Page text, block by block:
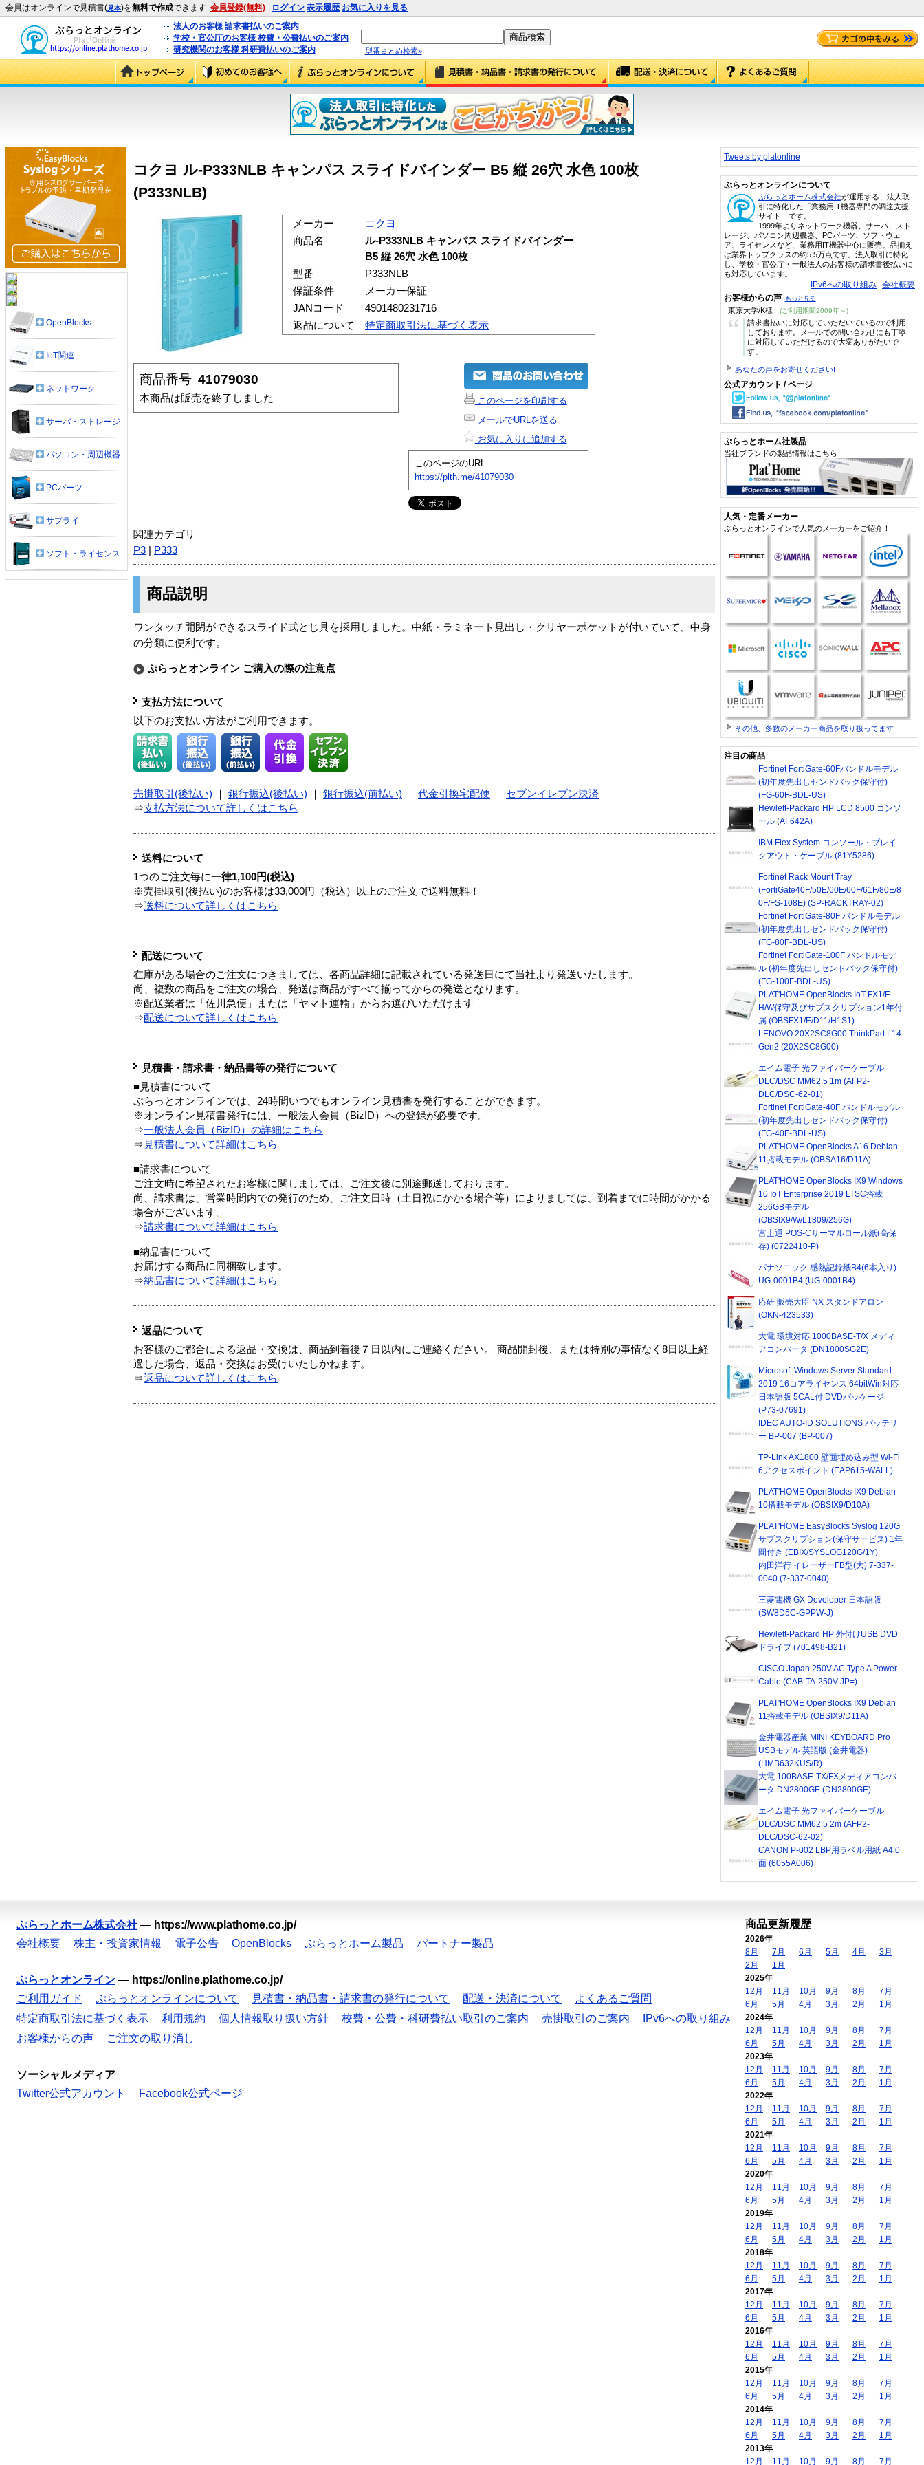
会員はオンラインで見積書(見本)を無料で作成できます 会員登録(無料) ログイン 表示履歴 お気に入りを見る
法人のお客様 請求書払いのご案内
学校・官公庁のお客様 校費・公費払いのご案内
研究機関のお客様 科研費払いのご案内
型番まとめ検索»
コクヨ ル-P333NLB キャンパス スライドバインダー B5 縦 26穴 水色 100枚
(P333NLB)
メーカー
コクヨ
商品名
ル-P333NLB キャンパス スライドバインダー
B5 縦 26穴 水色 100枚
型番
P333NLB
保証条件
メーカー保証
JANコード
4901480231716
返品について
特定商取引法に基づく表示
商品番号 41079030
本商品は販売を終了しました
このページを印刷する
メールでURLを送る
お気に入りに追加する
このページのURL
https://plth.me/41079030
関連カテゴリ
P3
P333
商品説明
ワンタッチ開閉ができるスライド式とじ具を採用しました。中紙・ラミネート見出し・クリヤーポケットが付いていて、中身
の分類に便利です。
ぷらっとオンライン ご購入の際の注意点
支払方法について
以下のお支払い方法がご利用できます。
売掛取引(後払い) 銀行振込(後払い) 銀行振込(前払い) 代金引換宅配便
セブンイレブン決済
⇒支払方法について詳しくはこちら
送料について
1つのご注文毎に一律1,100円(税込)
※売掛取引(後払い)のお客様は33,000円（税込）以上のご注文で送料無料！
⇒送料について詳しくはこちら
配送について
在庫がある場合のご注文につきましては、各商品詳細に記載されている発送日にて当社より発送いたします。
尚、複数の商品をご注文の場合、発送は商品がすべて揃ってからの発送となります。
※配送業者は「佐川急便」または「ヤマト運輸」からお選びいただけます
⇒配送について詳しくはこちら
見積書・請求書・納品書等の発行について
■見積書について
ぷらっとオンラインでは、24時間いつでもオンライン見積書を発行することができます。
※オンライン見積書発行には、一般法人会員（BizID）への登録が必要です。
⇒一般法人会員（BizID）の詳細はこちら
⇒ 見積書について詳細はこちら
■請求書について
ご注文時に希望されたお客様に関しましては、ご注文後に別途郵送しております。
尚、請求書は、営業時間内での発行のため、ご注文日時（土日祝にかかる場合等）によりましては、到着までに時間がかかる
場合がございます。
⇒請求書について詳細はこちら
■納品書について
お届けする商品に同梱致します。
⇒納品書について詳細はこちら
返品について
お客様のご都合による返品・交換は、商品到着後７日以内にご連絡ください。 商品開封後、または特別の事情なく8日以上経
過した場合、返品・交換はお受けいたしかねます。
⇒返品について詳しくはこちら
OpenBlocks
IoT関連
ネットワーク
サーバ・ストレージ
パソコン・周辺機器
PCパーツ
サプライ
ソフト・ライセンス
Tweets by platonline
ぷらっとオンラインについて
ぷらっとホーム株式会社が運用する、法人取
引に特化した「業務用IT機器専門の調達支援
サイト」です。
1999年よりネットワーク機器、サーバ、スト
レージ、パソコン周辺機器、PCパーツ、ソフトウェ
ア、ライセンスなど、業務用IT機器中心に販売。品揃え
は業界トップクラスの約5.5万点です。法人取引に特化
し、学校・官公庁・一般法人のお客様の請求書後払いに
も対応しています。
IPv6への取り組み 会社概要
お客様からの声 もっと見る
東京大学/K様 (ご利用期間2009年～)
“
請求書払いに対応していただいているので利用
しております。メールでの問い合わせにも丁寧
に対応していただけるので大変ありがたいで
す。
あなたの声をお寄せください!
公式アカウント / ページ
ぷらっとホーム社製品
当社ブランドの製品情報はこちら
人気・定番メーカー
ぷらっとオンラインで人気のメーカーをご紹介！
その他、多数のメーカー商品を取り扱ってます
注目の商品
Fortinet FortiGate-60Fバンドルモデル
(初年度先出しセンドバック保守付)
(FG-60F-BDL-US)
Hewlett-Packard HP LCD 8500 コンソ
ール (AF642A)
IBM Flex System コンソール・ブレイ
クアウト・ケーブル (81Y5286)
Fortinet Rack Mount Tray
(FortiGate40F/50E/60E/60F/61F/80E/8
0F/FS-108E) (SP-RACKTRAY-02)
Fortinet FortiGate-80F バンドルモデル
(初年度先出しセンドバック保守付)
(FG-80F-BDL-US)
Fortinet FortiGate-100F バンドルモデ
ル (初年度先出しセンドバック保守付)
(FG-100F-BDL-US)
PLAT'HOME OpenBlocks IoT FX1/E
H/W保守及びサブスクリプション1年付
属 (OBSFX1/E/D11/H1S1)
LENOVO 20X2SC8G00 ThinkPad L14
Gen2 (20X2SC8G00)
エイム電子 光ファイバーケーブル
DLC/DSC MM62.5 1m (AFP2-
DLC/DSC-62-01)
Fortinet FortiGate-40F バンドルモデル
(初年度先出しセンドバック保守付)
(FG-40F-BDL-US)
PLAT'HOME OpenBlocks A16 Debian
11搭載モデル (OBSA16/D11A)
PLAT'HOME OpenBlocks IX9 Windows
10 IoT Enterprise 2019 LTSC搭載
256GBモデル
(OBSIX9/W/L1809/256G)
富士通 POS-Cサーマルロール紙(高保
存) (0722410-P)
パナソニック 感熱記録紙B4(6本入り)
UG-0001B4 (UG-0001B4)
応研 販売大臣 NX スタンドアロン
(OKN-423533)
大電 環境対応 1000BASE-T/X メディ
アコンバータ (DN1800SG2E)
Microsoft Windows Server Standard
2019 16コアライセンス 64bitWin対応
日本語版 5CAL付 DVDパッケージ
(P73-07691)
IDEC AUTO-ID SOLUTIONS バッテリ
ー BP-007 (BP-007)
TP-Link AX1800 壁面埋め込み型 Wi-Fi
6アクセスポイント (EAP615-WALL)
PLAT'HOME OpenBlocks IX9 Debian
10搭載モデル (OBSIX9/D10A)
PLAT'HOME EasyBlocks Syslog 120G
サブスクリプション(保守サービス) 1年
間付き (EBIX/SYSLOG120G/1Y)
内田洋行 イレーザーFB型(大) 7-337-
0040 (7-337-0040)
三菱電機 GX Developer 日本語版
(SW8D5C-GPPW-J)
Hewlett-Packard HP 外付けUSB DVD
ドライブ (701498-B21)
CISCO Japan 250V AC Type A Power
Cable (CAB-TA-250V-JP=)
PLAT'HOME OpenBlocks IX9 Debian
11搭載モデル (OBSIX9/D11A)
金井電器産業 MINI KEYBOARD Pro
USBモデル 英語版 (金井電器)
(HMB632KUS/R)
大電 100BASE-TX/FXメディアコンバ
ータ DN2800GE (DN2800GE)
エイム電子 光ファイバーケーブル
DLC/DSC MM62.5 2m (AFP2-
DLC/DSC-62-02)
CANON P-002 LBP用ラベル用紙 A4 0
面 (6055A006)
ぷらっとホーム株式会社 — https://www.plathome.co.jp/
会社概要
株主・投資家情報 電子公告 OpenBlocks ぷらっとホーム製品 パートナー製品
ぷらっとオンライン — https://online.plathome.co.jp/
ご利用ガイド
ぷらっとオンラインについて 見積書・納品書・請求書の発行について 配送・決済について
よくあるご質問
特定商取引法に基づく表示
利用規約 個人情報取り扱い方針 校費・公費・科研費払い取引のご案内 売掛取引のご案内
IPv6への取り組み
お客様からの声
ご注文の取り消し
ソーシャルメディア
Twitter公式アカウント
Facebook公式ページ
商品更新履歴
2026年
8月
7月 6月 5月 4月
3月
2月
1月
2025年
12月
11月 10月 9月 8月
7月
6月
5月 4月 3月 2月
1月
2024年
12月
11月 10月 9月 8月
7月
6月
5月 4月 3月 2月
1月
2023年
12月
11月 10月 9月 8月
7月
6月
5月 4月 3月 2月
1月
2022年
12月
11月 10月 9月 8月
7月
6月
5月 4月 3月 2月
1月
2021年
12月
11月 10月 9月 8月
7月
6月
5月 4月 3月 2月
1月
2020年
12月
11月 10月 9月 8月
7月
6月
5月 4月 3月 2月
1月
2019年
12月
11月 10月 9月 8月
7月
6月
5月 4月 3月 2月
1月
2018年
12月
11月 10月 9月 8月
7月
6月
5月 4月 3月 2月
1月
2017年
12月
11月 10月 9月 8月
7月
6月
5月 4月 3月 2月
1月
2016年
12月
11月 10月 9月 8月
7月
6月
5月 4月 3月 2月
1月
2015年
12月
11月 10月 9月 8月
7月
6月
5月 4月 3月 2月
1月
2014年
12月
11月 10月 9月 8月
7月
6月
5月 4月 3月 2月
1月
2013年
12月
11月 10月 9月 8月 7月